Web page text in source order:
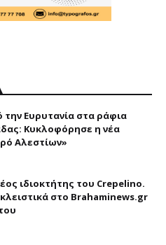
την Eυρυτανία στα ράφια
Κυκλοφόρησε η νέα
Aλεστίων»
ιδιοκτήτης του Crepelino.
στο Brahaminews.gr